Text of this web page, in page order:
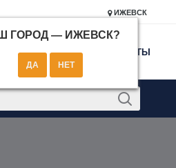
ИЖЕВСК
ГОРОД — ИЖЕВСК?
КОНТАКТЫ